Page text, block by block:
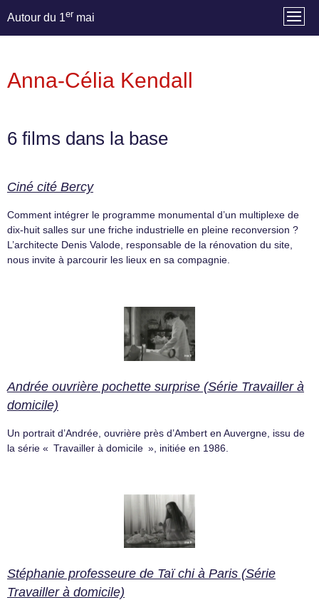
Autour du 1er mai
Anna-Célia Kendall
6 films dans la base
Ciné cité Bercy
Comment intégrer le programme monumental d’un multiplexe de
dix-huit salles sur une friche industrielle en pleine reconversion ?
L’architecte Denis Valode, responsable de la rénovation du site,
nous invite à parcourir les lieux en sa compagnie.
Andrée ouvrière pochette surprise (Série Travailler à
domicile)
Un portrait d’Andrée, ouvrière près d’Ambert en Auvergne, issu de
la série « Travailler à domicile », initiée en 1986.
Stéphanie professeure de Taï chi à Paris (Série
Travailler à domicile)